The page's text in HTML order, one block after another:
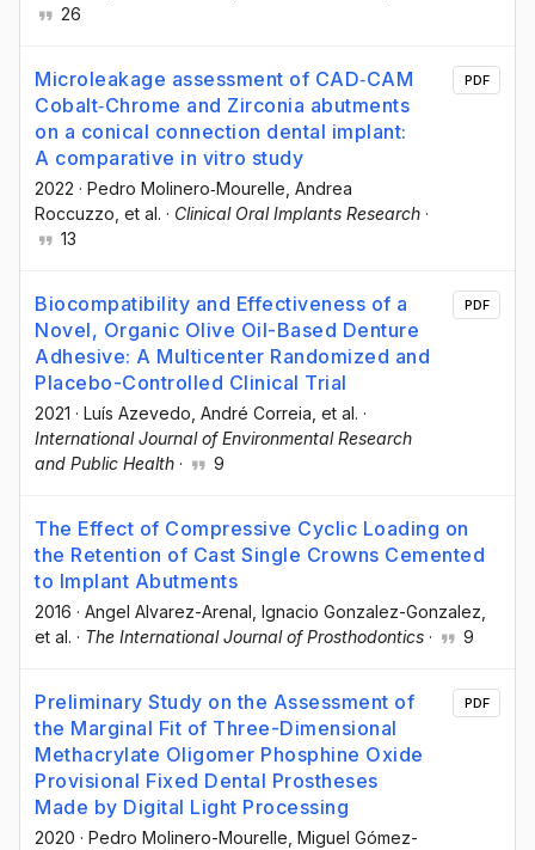
26
Microleakage assessment of CAD‐CAM
Cobalt‐Chrome and Zirconia abutments
on a conical connection dental implant:
A comparative in vitro study
2022 · Pedro Molinero‐Mourelle , Andrea
Roccuzzo , et al. · Clinical Oral Implants Research ·
13
PDF
Biocompatibility and Effectiveness of a
Novel, Organic Olive Oil-Based Denture
Adhesive: A Multicenter Randomized and
Placebo-Controlled Clinical Trial
2021 · Luís Azevedo , André Correia , et al. ·
International Journal of Environmental Research
and Public Health · 9
PDF
The Effect of Compressive Cyclic Loading on
the Retention of Cast Single Crowns Cemented
to Implant Abutments
2016 · Angel Alvarez-Arenal , Ignacio Gonzalez-Gonzalez
et al. · The International Journal of Prosthodontics · 9
Preliminary Study on the Assessment of
the Marginal Fit of Three-Dimensional
Methacrylate Oligomer Phosphine Oxide
Provisional Fixed Dental Prostheses
Made by Digital Light Processing
2020 · Pedro Molinero-Mourelle , Miguel Gómez-
PDF